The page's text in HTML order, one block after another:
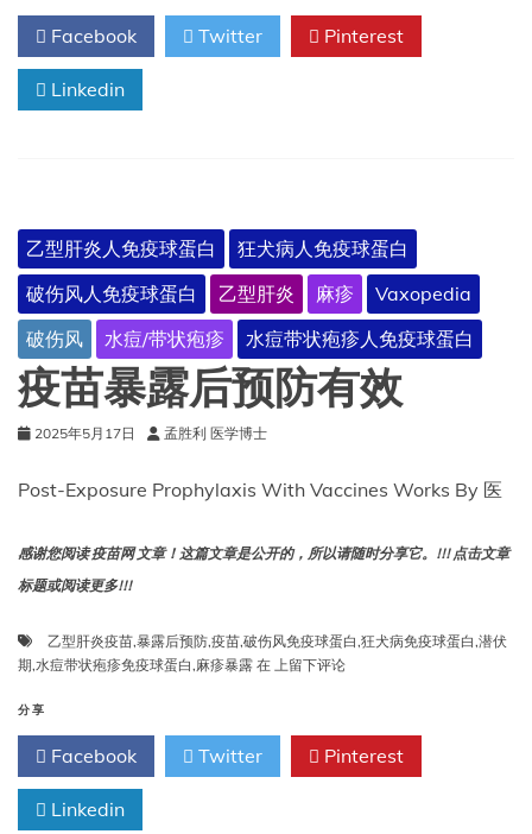
疹
苗
发
作、
中
风
的
风
险
有
Facebook Twitter Pinterest
Linkedin
乙型肝炎人免疫球蛋白
狂犬病人免疫球蛋白
破伤风人免疫球蛋白
乙型肝炎 麻疹
Vaxopedia
破伤风
水痘/带状疱疹 水痘带状疱疹人免疫球蛋白
疫苗暴露后预防有效
2025年5月17日 孟胜利 医学博士
Post-Exposure Prophylaxis With Vaccines Works By 医
感谢您阅读 疫苗网 文章！这篇文章是公开的，所以请随时分享它。!!! 点击文章
标题或阅读更多!!!
乙型肝炎疫苗,暴露后预防,疫苗,破伤风免疫球蛋白,狂犬病免疫球蛋白,潜伏
期,水痘带状疱疹免疫球蛋白,麻疹暴露 在 疫
露
预
上留下评论
分享
Facebook Twitter Pinterest
Linkedin